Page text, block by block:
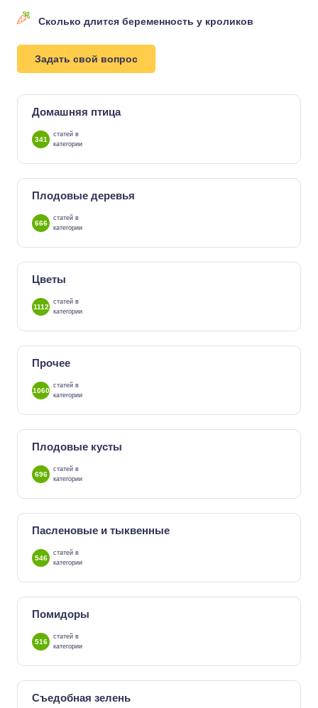
Сколько длится беременность у кроликов
Задать свой вопрос
Домашняя птица
341
статей в
категории
Плодовые деревья
666
статей в
категории
Цветы
1112
статей в
категории
Прочее
1060
статей в
категории
Плодовые кусты
696
статей в
категории
Пасленовые и тыквенные
546
статей в
категории
Помидоры
516
статей в
категории
Съедобная зелень